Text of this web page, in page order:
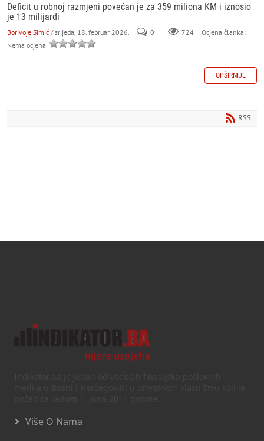
Deficit u robnoj razmjeni povećan je za 359 miliona KM i iznosio
je 13 milijardi
Borivoje Simić / srijeda, 18. februar 2026. 0 724
Ocjena članka:
Nema ocjena
OPŠIRNIJE
RSS
Više O Nama